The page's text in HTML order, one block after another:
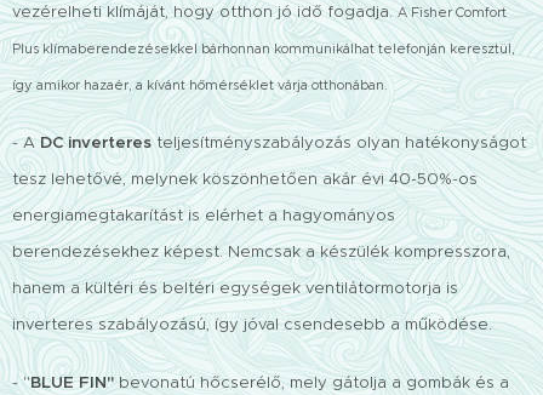
vezérelheti klímáját, hogy otthon jó idő fogadja.A Fisher Comfort
Plus klímaberendezésekkel bárhonnan kommunikálhat telefonján keresztül,
így amikor hazaér, a kívánt hőmérséklet várja otthonában.
- ADC inverteresteljesítményszabályozás olyan hatékonyságot
tesz lehetővé, melynek köszönhetően akár évi 40-50%-os
energiamegtakarítást is elérhet a hagyományos
berendezésekhez képest. Nemcsak a készülék kompresszora,
hanem a kültéri és beltéri egységek ventilátormotorja is
inverteres szabályozású, így jóval csendesebb a működése.
- "BLUE FIN" bevonatú hőcserélő, mely gátolja a gombák és a